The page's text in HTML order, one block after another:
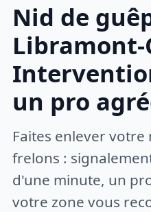
Nid de
Libramont-
un pro
Faites enlever
frelons :
d'une minute, un
votre zone vous